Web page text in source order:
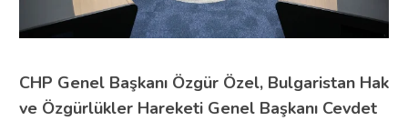
CHP Genel Başkanı Özgür Özel, Bulgaristan Hak
ve Özgürlükler Hareketi Genel Başkanı Cevdet